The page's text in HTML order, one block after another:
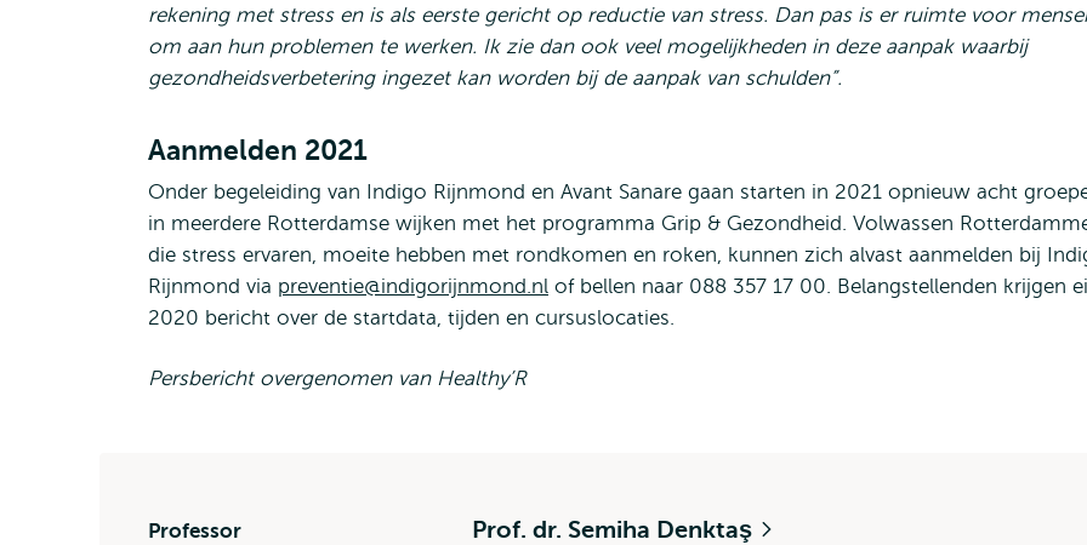
rekening met stress en is als eerste gericht op reductie van stress. Dan pas is er ruimte voor
om aan hun problemen te werken. Ik zie dan ook veel mogelijkheden in deze aanpak waarbij
gezondheidsverbetering ingezet kan worden bij de aanpak van schulden”.
Aanmelden 2021
Onder begeleiding van Indigo Rijnmond en Avant Sanare gaan starten in 2021 opnieuw acht
in meerdere Rotterdamse wijken met het programma Grip & Gezondheid. Volwassen
die stress ervaren, moeite hebben met rondkomen en roken, kunnen zich alvast aanmelden bij
Rijnmond via preventie@indigorijnmond.nl of bellen naar 088 357 17 00. Belangstellenden krijgen
2020 bericht over de startdata, tijden en cursuslocaties.
Persbericht overgenomen van Healthy’R
Professor Prof. dr. Semiha Denktaş